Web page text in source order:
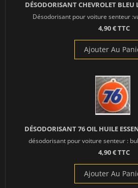
DÉSODORISANT CHEVROLET BLEU
Désodorisant pour voiture senteur
4,90 € TTC
Ajouter Au
DÉSODORISANT 76 OIL HUILE
désodorisant pour voiture senteur :
4,90 € TTC
Ajouter Au